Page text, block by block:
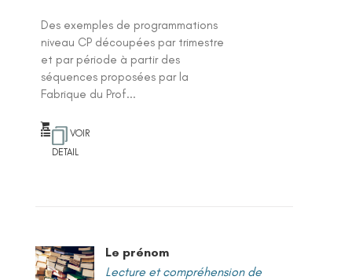
Des exemples de programmations
niveau CP découpées par trimestre
et par période à partir des
séquences proposées par la
Fabrique du Prof...
VOIR
DETAIL
Le prénom
Lecture et compréhension de